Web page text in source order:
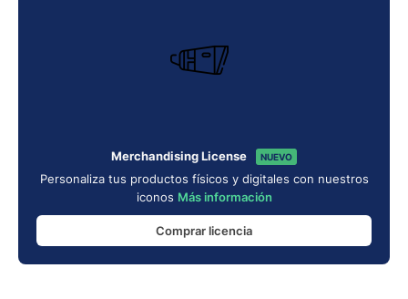
Merchandising License NUEVO
Personaliza tus productos físicos y digitales con nuestros
iconos Más información
Comprar licencia